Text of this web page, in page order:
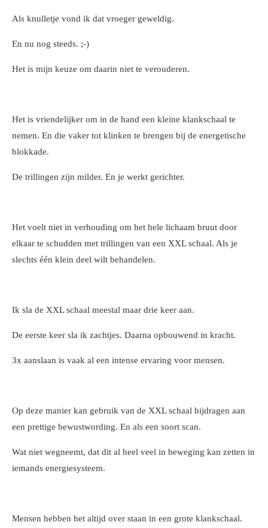
Als knulletje vond ik dat vroeger geweldig.
En nu nog steeds. ;-)
Het is mijn keuze om daarin niet te verouderen.
Het is vriendelijker om in de hand een kleine klankschaal te
nemen. En die vaker tot klinken te brengen bij de energetische
blokkade.
De trillingen zijn milder. En je werkt gerichter.
Het voelt niet in verhouding om het hele lichaam bruut door
elkaar te schudden met trillingen van een XXL schaal. Als je
slechts één klein deel wilt behandelen.
Ik sla de XXL schaal meestal maar drie keer aan.
De eerste keer sla ik zachtjes. Daarna opbouwend in kracht.
3x aanslaan is vaak al een intense ervaring voor mensen.
Op deze manier kan gebruik van de XXL schaal bijdragen aan
een prettige bewustwording. En als een soort scan.
Wat niet wegneemt, dat dit al heel veel in beweging kan zetten in
iemands energiesysteem.
Mensen hebben het altijd over staan in een grote klankschaal.